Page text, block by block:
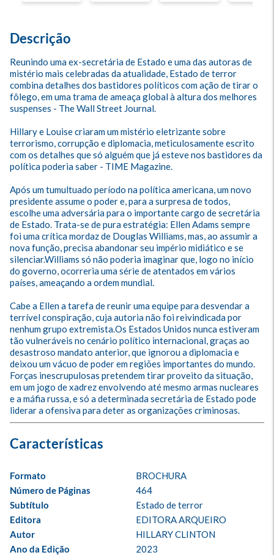
Descrição
Reunindo uma ex-secretária de Estado e uma das autoras de
mistério mais celebradas da atualidade, Estado de terror
combina detalhes dos bastidores políticos com ação de tirar o
fôlego, em uma trama de ameaça global à altura dos melhores
suspenses - The Wall Street Journal.
Hillary e Louise criaram um mistério eletrizante sobre
terrorismo, corrupção e diplomacia, meticulosamente escrito
com os detalhes que só alguém que já esteve nos bastidores da
política poderia saber - TIME Magazine.
Após um tumultuado período na política americana, um novo
presidente assume o poder e, para a surpresa de todos,
escolhe uma adversária para o importante cargo de secretária
de Estado. Trata-se de pura estratégia: Ellen Adams sempre
foi uma crítica mordaz de Douglas Williams, mas, ao assumir a
nova função, precisa abandonar seu império midiático e se
silenciar.Williams só não poderia imaginar que, logo no início
do governo, ocorreria uma série de atentados em vários
países, ameaçando a ordem mundial.
Cabe a Ellen a tarefa de reunir uma equipe para desvendar a
terrível conspiração, cuja autoria não foi reivindicada por
nenhum grupo extremista.Os Estados Unidos nunca estiveram
tão vulneráveis no cenário político internacional, graças ao
desastroso mandato anterior, que ignorou a diplomacia e
deixou um vácuo de poder em regiões importantes do mundo.
Forças inescrupulosas pretendem tirar proveito da situação,
em um jogo de xadrez envolvendo até mesmo armas nucleares
e a máfia russa, e só a determinada secretária de Estado pode
liderar a ofensiva para deter as organizações criminosas.
Formato
BROCHURA
Número de Páginas
464
Subtítulo
Estado de terror
Editora
EDITORA ARQUEIRO
Autor
HILLARY CLINTON
Ano da Edição
2023